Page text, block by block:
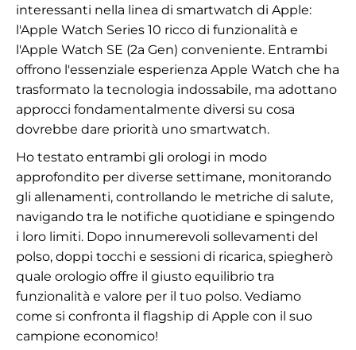
interessanti nella linea di smartwatch di Apple:
l'Apple Watch Series 10 ricco di funzionalità e
l'Apple Watch SE (2a Gen) conveniente. Entrambi
offrono l'essenziale esperienza Apple Watch che ha
trasformato la tecnologia indossabile, ma adottano
approcci fondamentalmente diversi su cosa
dovrebbe dare priorità uno smartwatch.
Ho testato entrambi gli orologi in modo
approfondito per diverse settimane, monitorando
gli allenamenti, controllando le metriche di salute,
navigando tra le notifiche quotidiane e spingendo
i loro limiti. Dopo innumerevoli sollevamenti del
polso, doppi tocchi e sessioni di ricarica, spiegherò
quale orologio offre il giusto equilibrio tra
funzionalità e valore per il tuo polso. Vediamo
come si confronta il flagship di Apple con il suo
campione economico!